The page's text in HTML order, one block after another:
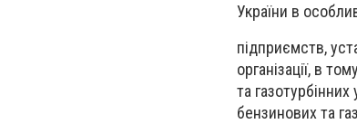
України в
підприємств,
організації, в
та
бензинових та